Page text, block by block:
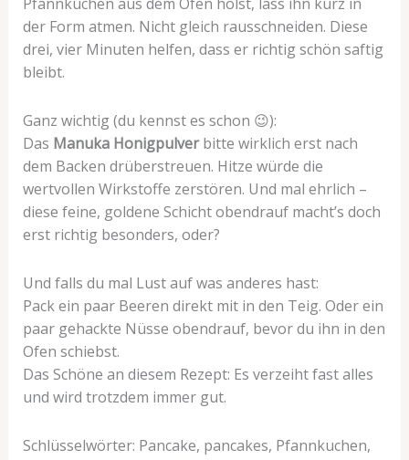
Pfannkuchen aus dem Ofen holst, lass ihn kurz in
der Form atmen. Nicht gleich rausschneiden. Diese
drei, vier Minuten helfen, dass er richtig schön saftig
bleibt.
Ganz wichtig (du kennst es schon 😉):
Das Manuka Honigpulverbitte wirklich erst nach
dem Backen drüberstreuen. Hitze würde die
wertvollen Wirkstoffe zerstören. Und mal ehrlich –
diese feine, goldene Schicht obendrauf macht’s doch
erst richtig besonders, oder?
Und falls du mal Lust auf was anderes hast:
Pack ein paar Beeren direkt mit in den Teig. Oder ein
paar gehackte Nüsse obendrauf, bevor du ihn in den
Ofen schiebst.
Das Schöne an diesem Rezept: Es verzeiht fast alles
und wird trotzdem immer gut.
Schlüsselwörter: Pancake, pancakes, Pfannkuchen,